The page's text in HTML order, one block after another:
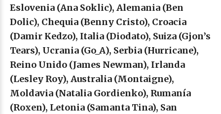
Eslovenia (Ana Soklic), Alemania (Ben
Dolic), Chequia (Benny Cristo), Croacia
(Damir Kedzo), Italia (Diodato), Suiza (Gjon’s
Tears), Ucrania (Go_A), Serbia (Hurricane),
Reino Unido (James Newman), Irlanda
(Lesley Roy), Australia (Montaigne),
Moldavia (Natalia Gordienko), Rumanía
(Roxen), Letonia (Samanta Tina), San